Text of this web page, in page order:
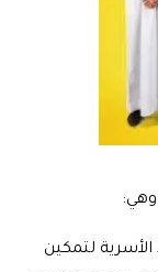
وهي:
لتمكين